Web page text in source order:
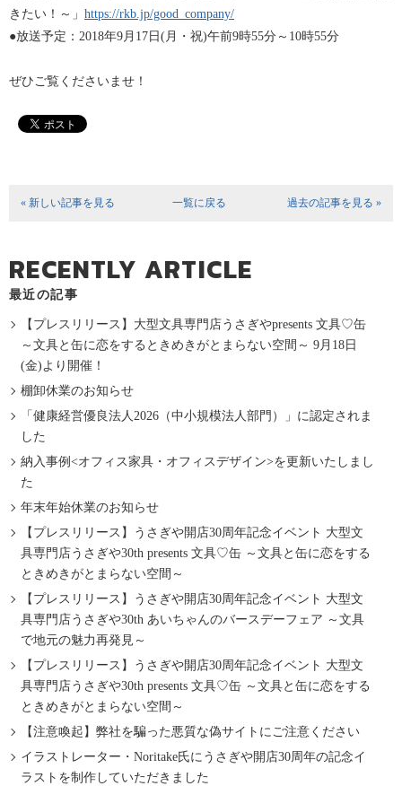
きたい！～」 https://rkb.jp/good_company/
●放送予定：2018年9月17日(月・祝)午前9時55分～10時55分
ぜひご覧くださいませ！
« 新しい記事を見る 一覧に戻る 過去の記事を見る »
RECENTLY ARTICLE
最近の記事
【プレスリリース】大型文具専門店うさぎやpresents 文具♡缶
～文具と缶に恋をするときめきがとまらない空間～ 9月18日
(金)より開催！
棚卸休業のお知らせ
「健康経営優良法人2026（中小規模法人部門）」に認定されま
した
納入事例<オフィス家具・オフィスデザイン>を更新いたしまし
た
年末年始休業のお知らせ
【プレスリリース】うさぎや開店30周年記念イベント 大型文
具専門店うさぎや30th presents 文具♡缶 ～文具と缶に恋をする
ときめきがとまらない空間～
【プレスリリース】うさぎや開店30周年記念イベント 大型文
具専門店うさぎや30th あいちゃんのバースデーフェア ～文具
で地元の魅力再発見～
【プレスリリース】うさぎや開店30周年記念イベント 大型文
具専門店うさぎや30th presents 文具♡缶 ～文具と缶に恋をする
ときめきがとまらない空間～
【注意喚起】弊社を騙った悪質な偽サイトにご注意ください
イラストレーター・Noritake氏にうさぎや開店30周年の記念イ
ラストを制作していただきました